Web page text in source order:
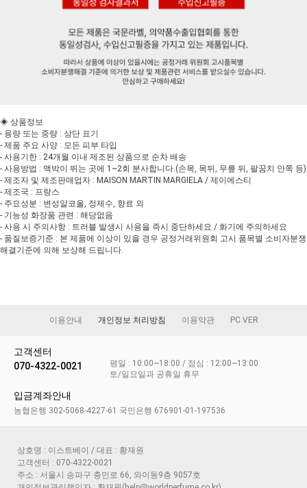
◈ 상품정보
- 용량 또는 중량 : 상단 표기
- 제품 주요 사양 : 모든 피부 타입
- 사용기한 : 24개월 이내 제조된 상품으로 순차 배송
- 사용방법 : 맥박이 뛰는 곳에 1~2회 분사합니다.(손목, 목뒤, 무릎 뒤, 팔꿈치 안쪽 등)
- 제조자 및 제조판매업자 : MAISON MARTIN MARGIELA / 제이에스티
- 제조국 : 프랑스
- 주요성분 : 변성알코올, 정제수, 향료 외
- 기능성 화장품 관련 : 해당없음
- 사용 시 주의사항 : 트러블 발생시 사용을 즉시 중단하세요 / 화기에 주의하세요
- 품질보증기준 : 본 제품에 이상이 있을 경우 공정거래위원회 고시 품목별 소비자분쟁
해결기준에 의해 보상해 드립니다.
이용안내 개인정보 처리방침 이용약관 PC VER
고객센터
070-4322-0021
평일 : 10:00~18:00 / 점심 : 12:00~13:00
토/일요일과 공휴일 휴무
입금계좌안내
농협은행 302-5068-4227-61 국민은행 676901-01-197536
상호명 : 이스트베이 / 대표 : 황재원
고객센터 : 070-4322-0021
주소 : 서울시 송파구 충민로 66, 와이동9층 9057호